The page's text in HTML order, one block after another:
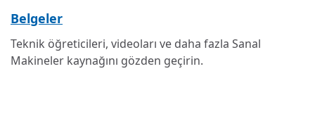
Belgeler
Teknik öğreticileri, videoları ve daha fazla Sanal
Makineler kaynağını gözden geçirin.